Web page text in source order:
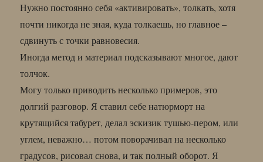
Нужно постоянно себя «активировать», толкать, хотя
почти никогда не зная, куда толкаешь, но главное –
сдвинуть с точки равновесия.
Иногда метод и материал подсказывают многое, дают
толчок.
Могу только приводить несколько примеров, это
долгий разговор. Я ставил себе натюрморт на
крутящийся табурет, делал эскизик тушью-пером, или
углем, неважно… потом поворачивал на несколько
градусов, рисовал снова, и так полный оборот. Я